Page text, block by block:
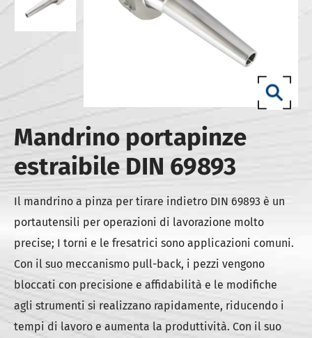
Mandrino portapinze
estraibile DIN 69893
Il mandrino a pinza per tirare indietro DIN 69893 è un
portautensili per operazioni di lavorazione molto
precise; I torni e le fresatrici sono applicazioni comuni.
Con il suo meccanismo pull-back, i pezzi vengono
bloccati con precisione e affidabilità e le modifiche
agli strumenti si realizzano rapidamente, riducendo i
tempi di lavoro e aumenta la produttività. Con il suo